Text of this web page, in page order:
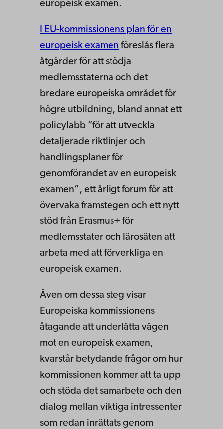
europeisk examen.
I EU-kommissionens plan för en
europeisk examen föreslås flera
åtgärder för att stödja
medlemsstaterna och det
bredare europeiska området för
högre utbildning, bland annat ett
policylabb ”för att utveckla
detaljerade riktlinjer och
handlingsplaner för
genomförandet av en europeisk
examen”, ett årligt forum för att
övervaka framstegen och ett nytt
stöd från Erasmus+ för
medlemsstater och lärosäten att
arbeta med att förverkliga en
europeisk examen.
Även om dessa steg visar
Europeiska kommissionens
åtagande att underlätta vägen
mot en europeisk examen,
kvarstår betydande frågor om hur
kommissionen kommer att ta upp
och stöda det samarbete och den
dialog mellan viktiga intressenter
som redan inrättats genom